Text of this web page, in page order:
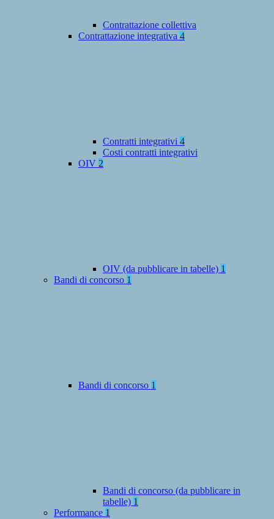
Contrattazione collettiva
Contrattazione integrativa 4
Contratti integrativi 4
Costi contratti integrativi
OIV 2
OIV (da pubblicare in tabelle) 1
Bandi di concorso 1
Bandi di concorso 1
Bandi di concorso (da pubblicare in
tabelle) 1
Performance 1